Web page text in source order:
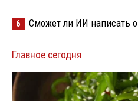
6 Сможет ли ИИ написать
Главное сегодня